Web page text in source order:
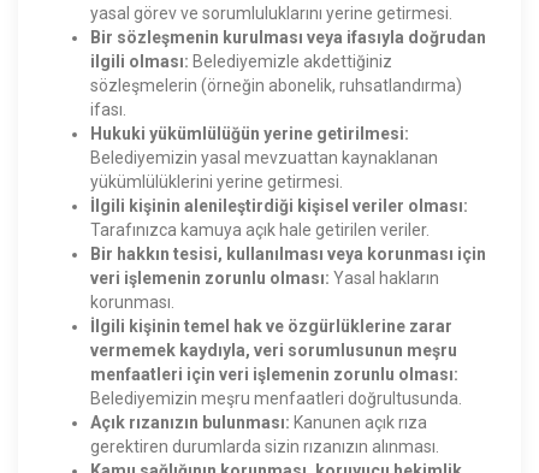
yasal görev ve sorumluluklarını yerine getirmesi.
Bir sözleşmenin kurulması veya ifasıyla doğrudan
ilgili olması: Belediyemizle akdettiğiniz
sözleşmelerin (örneğin abonelik, ruhsatlandırma)
ifası.
Hukuki yükümlülüğün yerine getirilmesi:
Belediyemizin yasal mevzuattan kaynaklanan
yükümlülüklerini yerine getirmesi.
İlgili kişinin alenileştirdiği kişisel veriler olması:
Tarafınızca kamuya açık hale getirilen veriler.
Bir hakkın tesisi, kullanılması veya korunması için
veri işlemenin zorunlu olması: Yasal hakların
korunması.
İlgili kişinin temel hak ve özgürlüklerine zarar
vermemek kaydıyla, veri sorumlusunun meşru
menfaatleri için veri işlemenin zorunlu olması:
Belediyemizin meşru menfaatleri doğrultusunda.
Açık rızanızın bulunması: Kanunen açık rıza
gerektiren durumlarda sizin rızanızın alınması.